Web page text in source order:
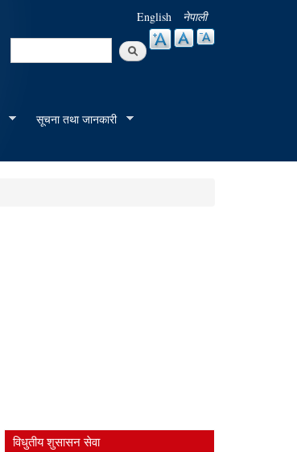
English नेपाली
Search
सूचना तथा जानकारी
विधुतीय शुसासन सेवा